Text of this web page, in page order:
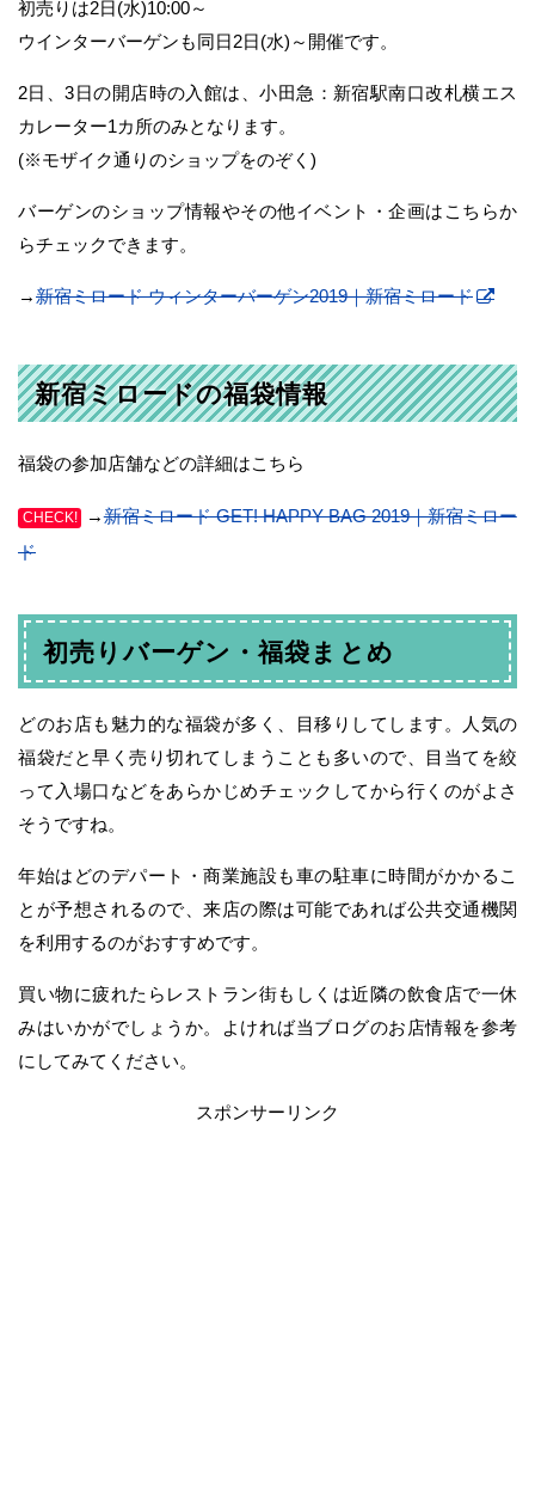
初売りは2日(水)10:00～
ウインターバーゲンも同日2日(水)～開催です。
2日、3日の開店時の入館は、小田急：新宿駅南口改札横エス
カレーター1カ所のみとなります。
(※モザイク通りのショップをのぞく)
バーゲンのショップ情報やその他イベント・企画はこちらか
らチェックできます。
→新宿ミロード ウィンターバーゲン2019｜新宿ミロード
新宿ミロードの福袋情報
福袋の参加店舗などの詳細はこちら
CHECK! →新宿ミロード GET! HAPPY BAG 2019｜新宿ミロー
ド
初売りバーゲン・福袋まとめ
どのお店も魅力的な福袋が多く、目移りしてします。人気の
福袋だと早く売り切れてしまうことも多いので、目当てを絞
って入場口などをあらかじめチェックしてから行くのがよさ
そうですね。
年始はどのデパート・商業施設も車の駐車に時間がかかるこ
とが予想されるので、来店の際は可能であれば公共交通機関
を利用するのがおすすめです。
買い物に疲れたらレストラン街もしくは近隣の飲食店で一休
みはいかがでしょうか。よければ当ブログのお店情報を参考
にしてみてください。
スポンサーリンク